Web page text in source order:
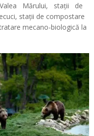
Mărului, stații de
stații de compostare
mecano-biologică la